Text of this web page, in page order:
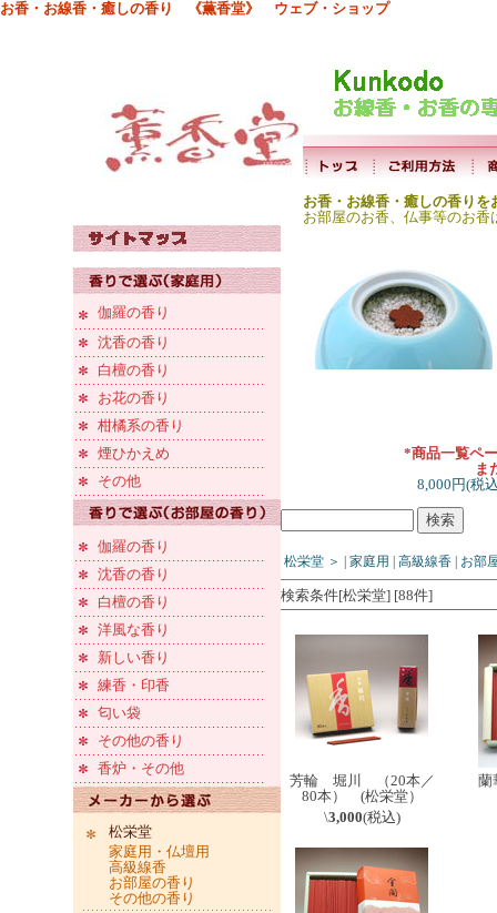
お香・お線香・癒しの香り 《薫香堂》 ウェブ・ショップ
お香・お線香・癒しの香り
お部屋のお香、仏事等のお
伽羅の香り
沈香の香り
白檀の香り
お花の香り
柑橘系の香り
煙ひかえめ
その他
伽羅の香り
沈香の香り
白檀の香り
洋風な香り
新しい香り
練香・印香
匂い袋
その他の香り
香炉・その他
松栄堂
家庭用・仏壇用
高級線香
お部屋の香り
その他の香り
*商品一覧ペ
ま
8,000円(税
松栄堂＞ |家庭用 |高級線香 |お部
検索条件[松栄堂] [88件]
芳輪 堀川 （20本／
80本） (松栄堂）
\3,000(税込)
蘭